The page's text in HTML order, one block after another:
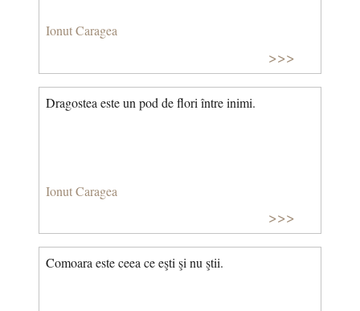
Ionut Caragea
>>>
Dragostea este un pod de flori între inimi.
Ionut Caragea
>>>
Comoara este ceea ce eşti şi nu ştii.